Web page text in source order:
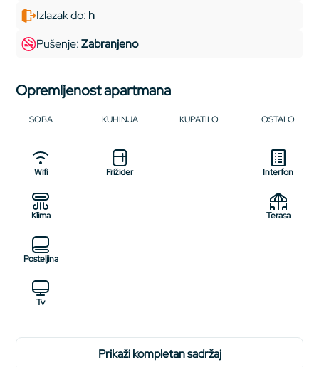
Izlazak do: h
Pušenje:Zabranjeno
Opremljenost apartmana
SOBA
Wifi
Klima
Posteljina
Tv
KUHINJA
Frižider
KUPATILO OSTALO
Interfon
Terasa
prikaži kompletan sadržaj